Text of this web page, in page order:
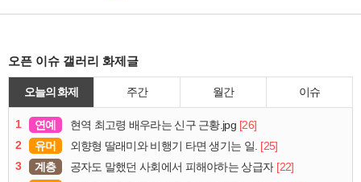
오픈 이슈 갤러리 화제글
오늘의 화제 주간 월간 이슈
1 연예 현역 최고령 배우라는 신구 근황.jpg [26]
2
유머 외향형 딸래미와 비행기 타면 생기는 일. [25]
3
계층 공자도 말했던 사회에서 피해야하는 상급자 [22]